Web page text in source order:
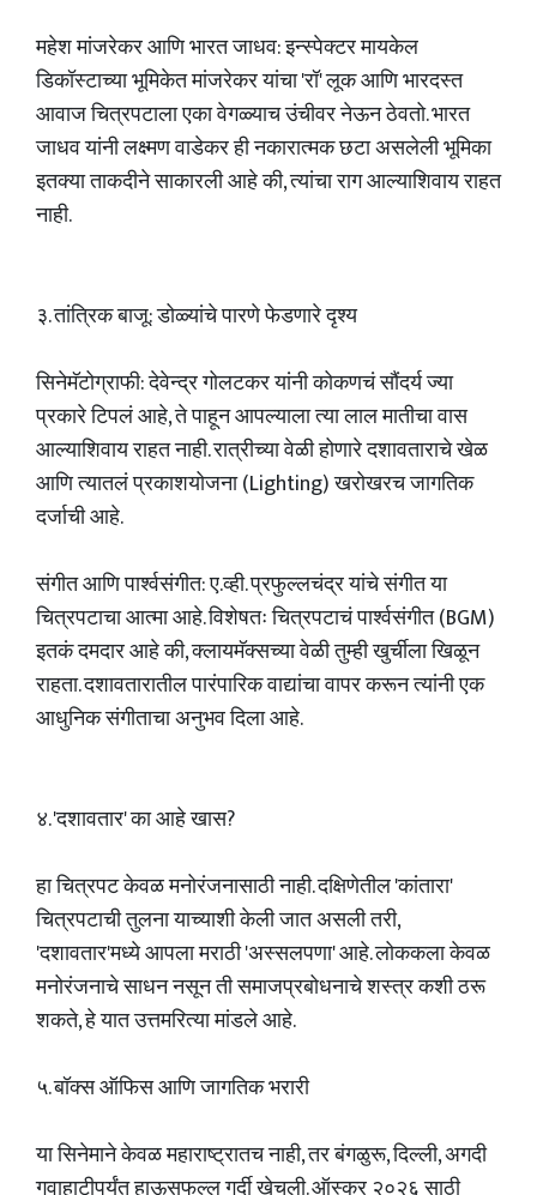
महेश मांजरेकर आणि भारत जाधव: इन्स्पेक्टर मायकेल
डिकॉस्टाच्या भूमिकेत मांजरेकर यांचा 'रॉ' लूक आणि भारदस्त
आवाज चित्रपटाला एका वेगळ्याच उंचीवर नेऊन ठेवतो. भारत
जाधव यांनी लक्ष्मण वाडेकर ही नकारात्मक छटा असलेली भूमिका
इतक्या ताकदीने साकारली आहे की, त्यांचा राग आल्याशिवाय राहत
नाही.
३. तांत्रिक बाजू: डोळ्यांचे पारणे फेडणारे दृश्य
सिनेमॅटोग्राफी: देवेन्द्र गोलटकर यांनी कोकणचं सौंदर्य ज्या
प्रकारे टिपलं आहे, ते पाहून आपल्याला त्या लाल मातीचा वास
आल्याशिवाय राहत नाही. रात्रीच्या वेळी होणारे दशावताराचे खेळ
आणि त्यातलं प्रकाशयोजना (Lighting) खरोखरच जागतिक
दर्जाची आहे.
संगीत आणि पार्श्वसंगीत: ए.व्ही. प्रफुल्लचंद्र यांचे संगीत या
चित्रपटाचा आत्मा आहे. विशेषतः चित्रपटाचं पार्श्वसंगीत (BGM)
इतकं दमदार आहे की, क्लायमॅक्सच्या वेळी तुम्ही खुर्चीला खिळून
राहता. दशावतारातील पारंपारिक वाद्यांचा वापर करून त्यांनी एक
आधुनिक संगीताचा अनुभव दिला आहे.
४. 'दशावतार' का आहे खास?
हा चित्रपट केवळ मनोरंजनासाठी नाही. दक्षिणेतील 'कांतारा'
चित्रपटाची तुलना याच्याशी केली जात असली तरी,
'दशावतार'मध्ये आपला मराठी 'अस्सलपणा' आहे. लोककला केवळ
मनोरंजनाचे साधन नसून ती समाजप्रबोधनाचे शस्त्र कशी ठरू
शकते, हे यात उत्तमरित्या मांडले आहे.
५. बॉक्स ऑफिस आणि जागतिक भरारी
या सिनेमाने केवळ महाराष्ट्रातच नाही, तर बंगळुरू, दिल्ली, अगदी